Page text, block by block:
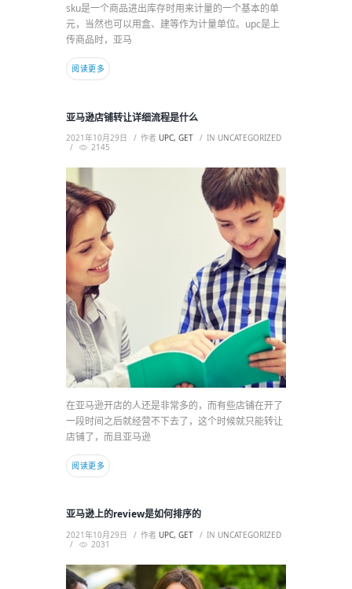
sku是一个商品进出库存时用来计量的一个基本的单
元，当然也可以用盒、建等作为计量单位。upc是上
传商品时，亚马
阅读更多
亚马逊店铺转让详细流程是什么
2021年10月29日 作者 UPC, GET IN UNCATEGORIZED
2145
在亚马逊开店的人还是非常多的，而有些店铺在开了
一段时间之后就经营不下去了，这个时候就只能转让
店铺了，而且亚马逊
阅读更多
亚马逊上的review是如何排序的
2021年10月29日 作者 UPC, GET IN UNCATEGORIZED
2031